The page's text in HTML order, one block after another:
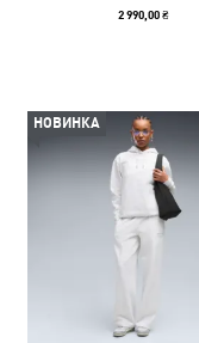
2 990,00 ₴
НОВИНКА